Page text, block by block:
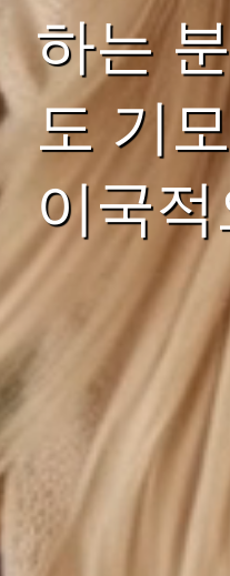
하는
도 기
이국